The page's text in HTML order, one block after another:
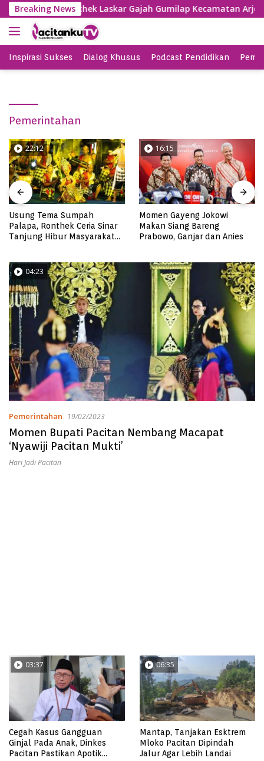
Skip
to
content
Breaking News
Ronthek Laskar Gajah Gumilap Kecamatan Arjosari
Inspirasi Sukses Dialog Khusus Podcast Pendidikan
Pemerintahan
22:12
Usung Tema Sumpah
Palapa, Ronthek Ceria Sinar
Tanjung Hibur Masyarakat
16:15
Momen Gayeng Jokowi
Makan Siang Bareng
Prabowo, Ganjar dan Anies
04:23
Pemerintahan 19/02/2023
Momen Bupati Pacitan Nembang Macapat
‘Nyawiji Pacitan Mukti’
Hari Jadi Pacitan
03:37
Cegah Kasus Gangguan
Ginjal Pada Anak, Dinkes
Pacitan Pastikan Apotik
06:35
Mantap, Tanjakan Esktrem
Mloko Pacitan Dipindah
Jalur Agar Lebih Landai